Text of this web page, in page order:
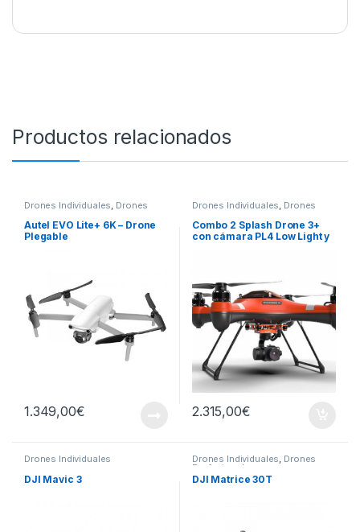
Productos relacionados
Drones Individuales, Drones
Autel EVO Lite+ 6K – Drone
Plegable
1.349,00€
Drones Individuales, Drones
Combo 2 Splash Drone 3+
con cámara PL4 Low Light y
2.315,00€
Drones Individuales
DJI Mavic 3
Drones Individuales, Drones
Profesionales
DJI Matrice 30T